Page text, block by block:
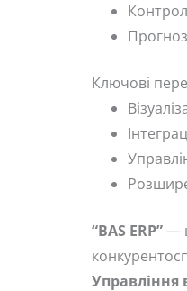
Ключові
“BAS ERP”—
Управління